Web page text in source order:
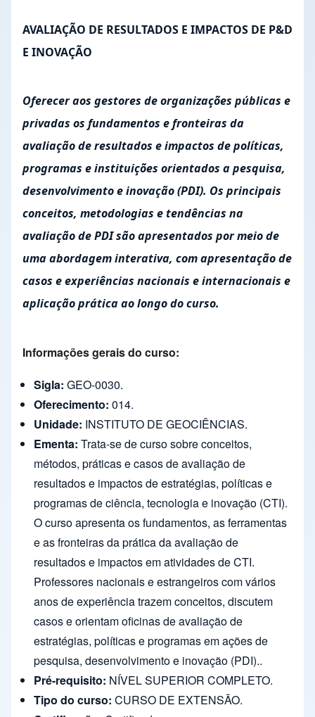
AVALIAÇÃO DE RESULTADOS E IMPACTOS DE P&D
E INOVAÇÃO
Oferecer aos gestores de organizações públicas e
privadas os fundamentos e fronteiras da
avaliação de resultados e impactos de políticas,
programas e instituições orientados a pesquisa,
desenvolvimento e inovação (PDI). Os principais
conceitos, metodologias e tendências na
avaliação de PDI são apresentados por meio de
uma abordagem interativa, com apresentação de
casos e experiências nacionais e internacionais e
aplicação prática ao longo do curso.
Informações gerais do curso:
Sigla: GEO-0030.
Oferecimento: 014.
Unidade: INSTITUTO DE GEOCIÊNCIAS.
Ementa: Trata-se de curso sobre conceitos,
métodos, práticas e casos de avaliação de
resultados e impactos de estratégias, políticas e
programas de ciência, tecnologia e inovação (CTI).
O curso apresenta os fundamentos, as ferramentas
e as fronteiras da prática da avaliação de
resultados e impactos em atividades de CTI.
Professores nacionais e estrangeiros com vários
anos de experiência trazem conceitos, discutem
casos e orientam oficinas de avaliação de
estratégias, políticas e programas em ações de
pesquisa, desenvolvimento e inovação (PDI)..
Pré-requisito: NÍVEL SUPERIOR COMPLETO.
Tipo do curso: CURSO DE EXTENSÃO.